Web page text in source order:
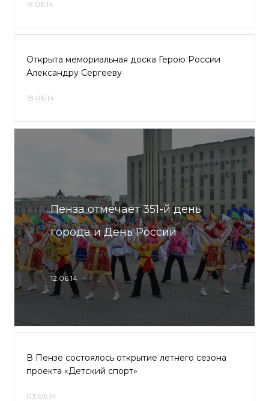
19.06.14
Открыта мемориальная доска Герою России
Александру Сергееву
18.06.14
Пенза отмечает 351-й день
города и День России
12.06.14
В Пензе состоялось открытие летнего сезона
проекта «Детский спорт»
03.06.14